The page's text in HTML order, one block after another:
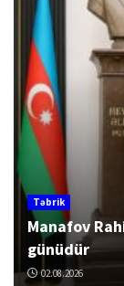
Təbrik
Manafov
günüdür
02.08.2026